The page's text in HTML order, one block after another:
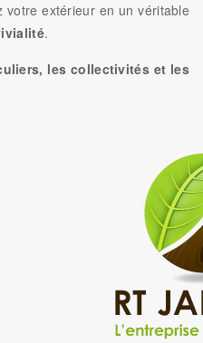
votre extérieur en un véritable
.
les collectivités et les